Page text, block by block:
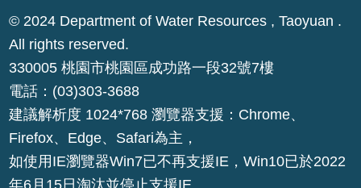
市
政
信
箱
常
見
問
答
© 2024 Department of Water Resources , Taoyuan .
All rights reserved.
330005 桃園市桃園區成功路一段32號7樓
電話：(03)303-3688
建議解析度 1024*768 瀏覽器支援：Chrome、
Firefox、Edge、Safari為主，
如使用IE瀏覽器Win7已不再支援IE，Win10已於2022
年6月15日淘汰並停止支援IE。